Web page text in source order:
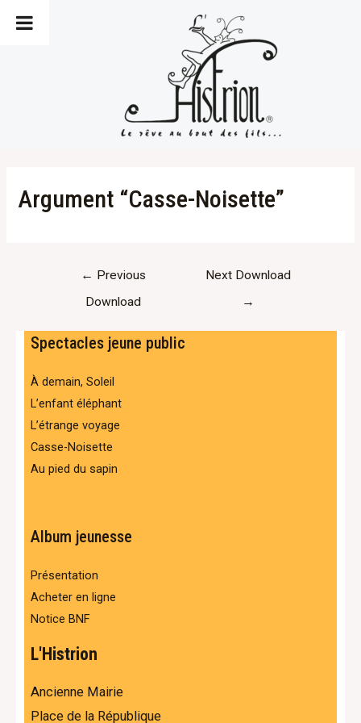
Argument “Casse-Noisette”
← Previous
Download
Next Download
→
Spectacles jeune public
À demain, Soleil
L’enfant éléphant
L’étrange voyage
Casse-Noisette
Au pied du sapin
Album jeunesse
Présentation
Acheter en ligne
Notice BNF
L'Histrion
Ancienne Mairie
Place de la République